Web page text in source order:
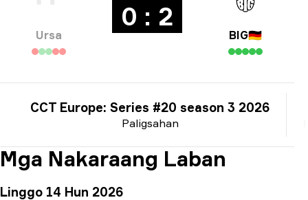
Ursa
0 : 2
BIG🇩🇪
Paligsahan
CCT Europe: Series #20 season 3 2026
Mga Nakaraang Laban
Linggo 14 Hun 2026